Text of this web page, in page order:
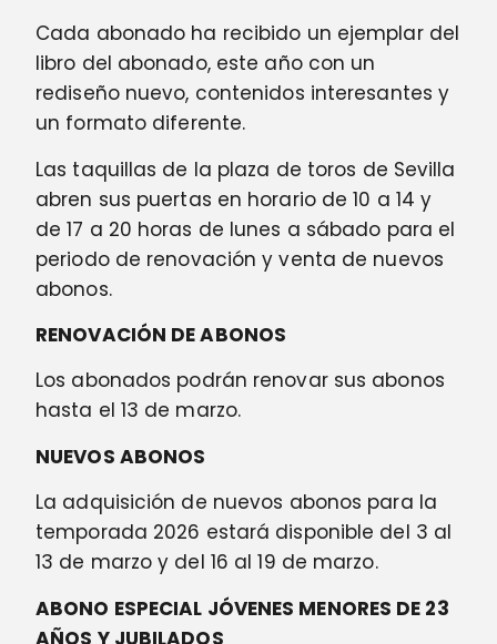
Cada abonado ha recibido un ejemplar del
libro del abonado, este año con un
rediseño nuevo, contenidos interesantes y
un formato diferente.
Las taquillas de la plaza de toros de Sevilla
abren sus puertas en horario de 10 a 14 y
de 17 a 20 horas de lunes a sábado para el
periodo de renovación y venta de nuevos
abonos.
RENOVACIÓN DE ABONOS
Los abonados podrán renovar sus abonos
hasta el 13 de marzo.
NUEVOS ABONOS
La adquisición de nuevos abonos para la
temporada 2026 estará disponible del 3 al
13 de marzo y del 16 al 19 de marzo.
ABONO ESPECIAL JÓVENES MENORES DE 23
AÑOS Y JUBILADOS